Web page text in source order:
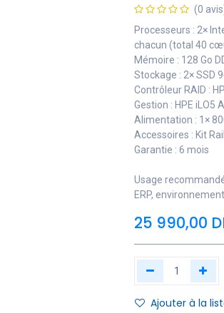
(0
Processeurs : 2×
chacun (total 40
Mémoire : 128 Go
Stockage : 2× SSD
Contrôleur RAID :
Gestion : HPE iLO5
Alimentation : 1×
Accessoires : Kit
Garantie : 6 mois
Usage
ERP,
25 990,00
Ajouter à la